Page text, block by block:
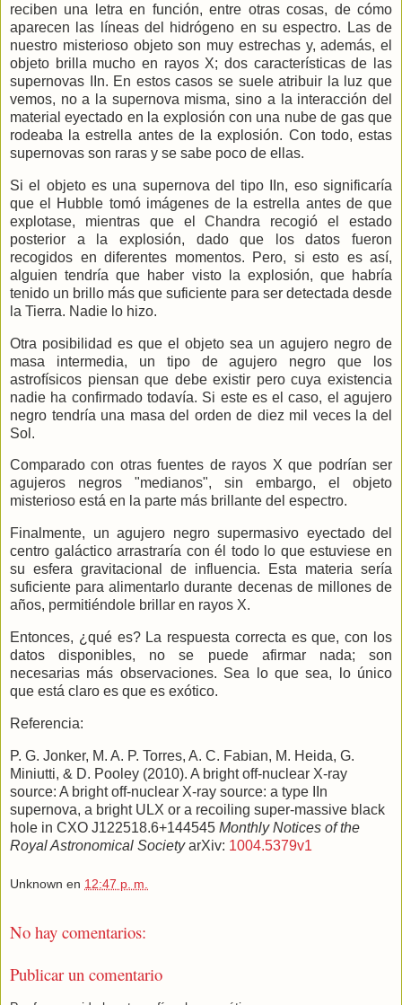
reciben una letra en función, entre otras cosas, de cómo
aparecen las líneas del hidrógeno en su espectro. Las de
nuestro misterioso objeto son muy estrechas y, además, el
objeto brilla mucho en rayos X; dos características de las
supernovas IIn. En estos casos se suele atribuir la luz que
vemos, no a la supernova misma, sino a la interacción del
material eyectado en la explosión con una nube de gas que
rodeaba la estrella antes de la explosión. Con todo, estas
supernovas son raras y se sabe poco de ellas.
Si el objeto es una supernova del tipo IIn, eso significaría
que el Hubble tomó imágenes de la estrella antes de que
explotase, mientras que el Chandra recogió el estado
posterior a la explosión, dado que los datos fueron
recogidos en diferentes momentos. Pero, si esto es así,
alguien tendría que haber visto la explosión, que habría
tenido un brillo más que suficiente para ser detectada desde
la Tierra. Nadie lo hizo.
Otra posibilidad es que el objeto sea un agujero negro de
masa intermedia, un tipo de agujero negro que los
astrofísicos piensan que debe existir pero cuya existencia
nadie ha confirmado todavía. Si este es el caso, el agujero
negro tendría una masa del orden de diez mil veces la del
Sol.
Comparado con otras fuentes de rayos X que podrían ser
agujeros negros "medianos", sin embargo, el objeto
misterioso está en la parte más brillante del espectro.
Finalmente, un agujero negro supermasivo eyectado del
centro galáctico arrastraría con él todo lo que estuviese en
su esfera gravitacional de influencia. Esta materia sería
suficiente para alimentarlo durante decenas de millones de
años, permitiéndole brillar en rayos X.
Entonces, ¿qué es? La respuesta correcta es que, con los
datos disponibles, no se puede afirmar nada; son
necesarias más observaciones. Sea lo que sea, lo único
que está claro es que es exótico.
Referencia:
P. G. Jonker, M. A. P. Torres, A. C. Fabian, M. Heida, G.
Miniutti, & D. Pooley (2010). A bright off-nuclear X-ray
source: A bright off-nuclear X-ray source: a type IIn
supernova, a bright ULX or a recoiling super-massive black
hole in CXO J122518.6+144545 Monthly Notices of the
Royal Astronomical SocietyarXiv: 1004.5379v1
Unknown en 12:47 p. m.
No hay comentarios:
Publicar un comentario